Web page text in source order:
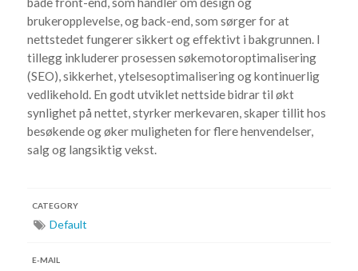
brukeropplevelse, og back-end, som sørger for at
nettstedet fungerer sikkert og effektivt i bakgrunnen. I
tillegg inkluderer prosessen søkemotoroptimalisering
(SEO), sikkerhet, ytelsesoptimalisering og kontinuerlig
vedlikehold. En godt utviklet nettside bidrar til økt
synlighet på nettet, styrker merkevaren, skaper tillit hos
besøkende og øker muligheten for flere henvendelser,
salg og langsiktig vekst.
CATEGORY
Default
E-MAIL